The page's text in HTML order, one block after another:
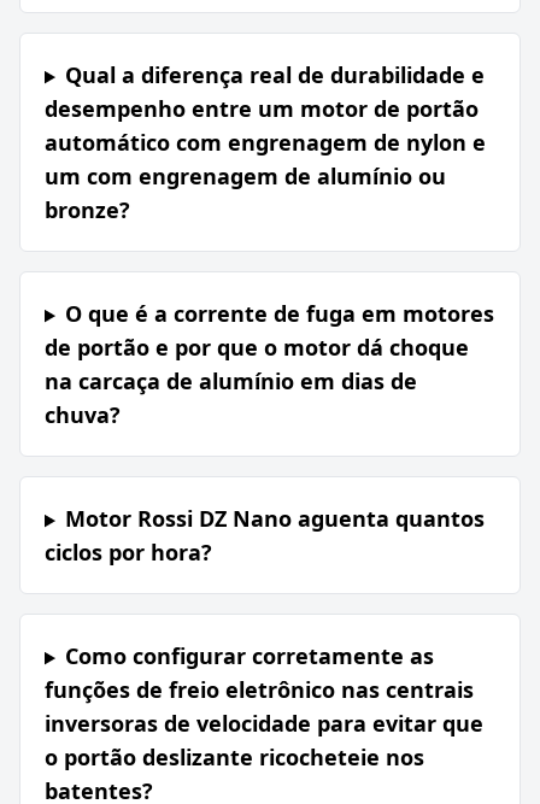
Qual a diferença real de durabilidade e
desempenho entre um motor de portão
automático com engrenagem de nylon e
um com engrenagem de alumínio ou
bronze?
O que é a corrente de fuga em motores
de portão e por que o motor dá choque
na carcaça de alumínio em dias de
chuva?
Motor Rossi DZ Nano aguenta quantos
ciclos por hora?
Como configurar corretamente as
funções de freio eletrônico nas centrais
inversoras de velocidade para evitar que
o portão deslizante ricocheteie nos
batentes?